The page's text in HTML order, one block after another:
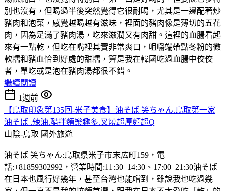
別也沒有，但喝過半後突然覺得它很耐喝，尤其是一邊配著炒
豬肉和泡菜，感覺越喝越有滋味，裡面的豬肉像是薄切的五花
肉，因為足滿了豬肉湯，吃來滋潤又有肉甜。這裡的血腸看起
來有一點乾，但吃在嘴裡其實非常爽口，咀嚼端帶點冬粉的微
軟糯和豬血恰到好處的甜糯，算是我在韓國吃過血腸中佼佼
者，單吃或是泡在豬肉湯都很不錯。
繼續閱讀
1週前
【鳥取印象第135回-米子美食】油そば 笑ちゃん.鳥取第一家
油そば .辣油.醋拌麵樂趣多.叉燒超厚麵超Q
山陰-鳥取 國外旅遊
油そば 笑ちゃん:鳥取県米子市末広町159，電
話:+81859302992，營業時間:11:30–14:30、17:00–21:30油そば
在日本也風行好幾年，甚至台灣也能嚐到，雖說我也吃過幾